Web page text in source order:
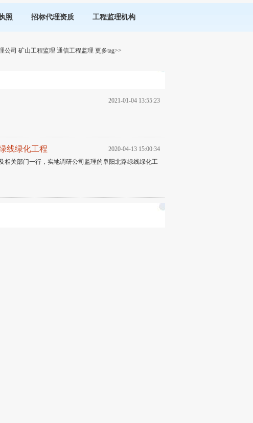
照 招标代理资质 工程监理机构
公司 矿山工程监理 通信工程监理 更多tag>>
2021-01-04 13:55:23
线绿化工程
2020-04-13 15:00:34
关部门一行，实地调研公司监理的阜阳北路绿线绿化工